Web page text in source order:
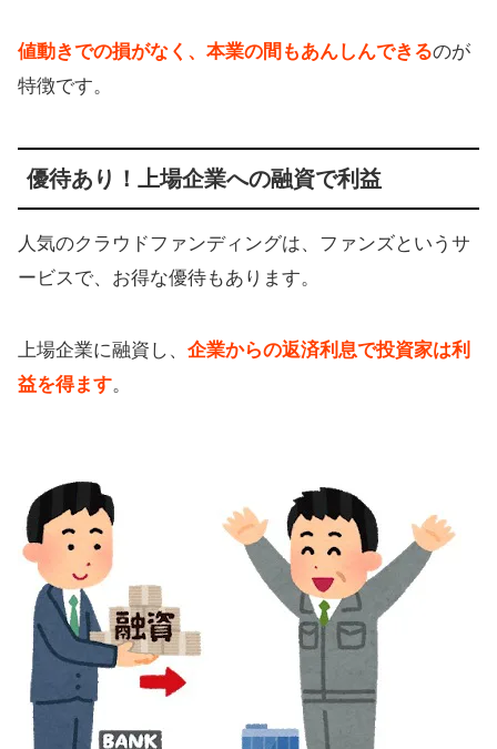
値動きでの損がなく、本業の間もあんしんできるのが
特徴です。
優待あり！上場企業への融資で利益
人気のクラウドファンディングは、ファンズというサ
ービスで、お得な優待もあります。
上場企業に融資し、 企業からの返済利息で投資家は利
益を得ます。